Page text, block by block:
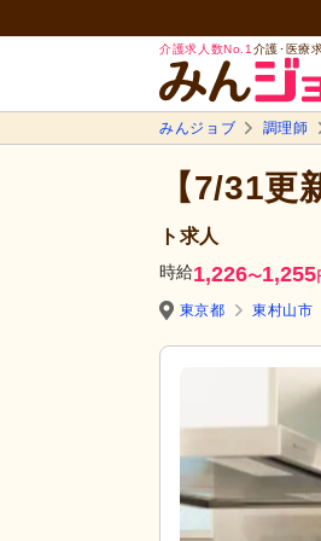
介護求人数No.1 介護･医療
みんジョブ 調理師
【7/31
ト求人
時給1,226〜1,255
東京都
東村山市